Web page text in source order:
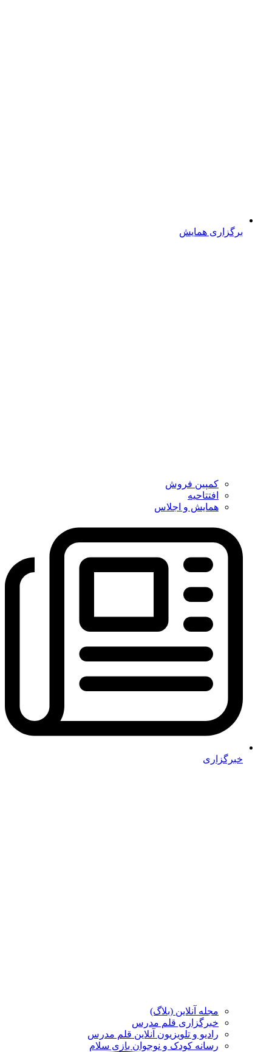
برگزاری همایش
کمپین فروش
افتتاحیه
همایش و اجلاس
خبرگزاری
مجله آنلاین (بلاگ)
خبرگزاری قلم مدرس
رادیو و تلویزیون آنلاین قلم مدرس
رسانه کودک و نوجوان بازی سلام